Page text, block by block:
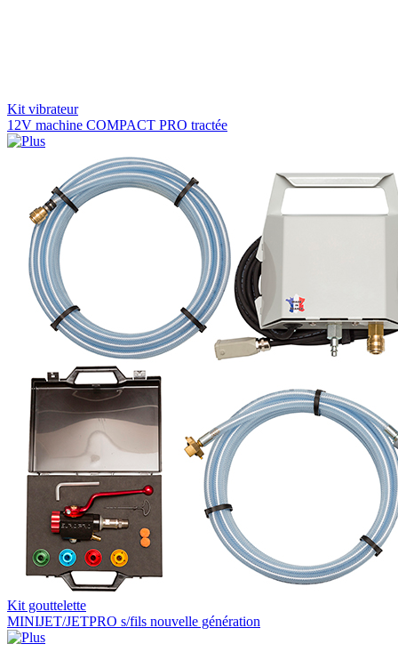
Kit vibrateur
12V machine COMPACT PRO tractée
Kit gouttelette
MINIJET/JETPRO s/fils nouvelle génération